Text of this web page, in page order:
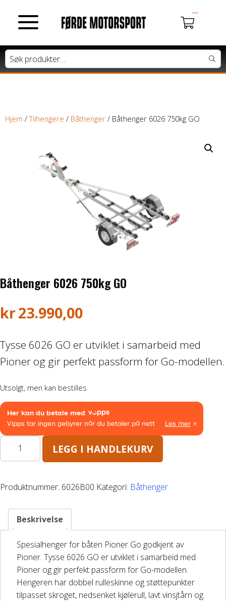
MOTORSYKLER
Lett motorsykkel
Cross / Junior
ATV / SNØSCOOTER
Hisun ATV / UTV
TGB ATV
BÅT OG BÅTMOTOR
Suzuki Båtmotor
TILHENGERE
Varehenger
Skaphenger
Maskinhenger
HAGE/SKOG
Hjem /Tilhengere / Båthenger / Båthenger 6026 750kg GO
Båthenger 6026 750kg GO
kr23.990,00
Tysse 6026 GO er utviklet i samarbeid med
Pioner og gir perfekt passform for Go-modellen.
Utsolgt, men kan bestilles
antall
LEGG I HANDLEKURV
Produktnummer: 6026B00 Kategori: Båthenger
Beskrivelse
Spesialhenger for båten Pioner Go godkjent av
Pioner. Tysse 6026 GO er utviklet i samarbeid med
Pioner og gir perfekt passform for Go-modellen.
Hengeren har dobbel rulleskinne og støttepunkter
tilpasset skroget, nedsenket kjølerull, lavt vinsjtårn og